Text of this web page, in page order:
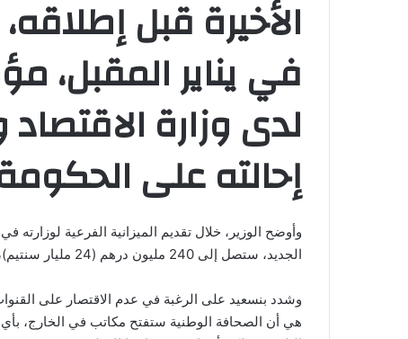
الأخيرة قبل
في يناير المقبل،
لدى وزارة
إحالته على
وأوضح الوزير، خلال تقديم الميزانية الفرعية
الجديد، ستصل إلى 240 مليون درهم (24 مليار سنتيم)، مقابل 63 مليون درهم سابقا.
وشدد بنسعيد على الرغبة في عدم الاقتصار على
هي أن الصحافة الوطنية ستفتح مكاتب في الخارج،